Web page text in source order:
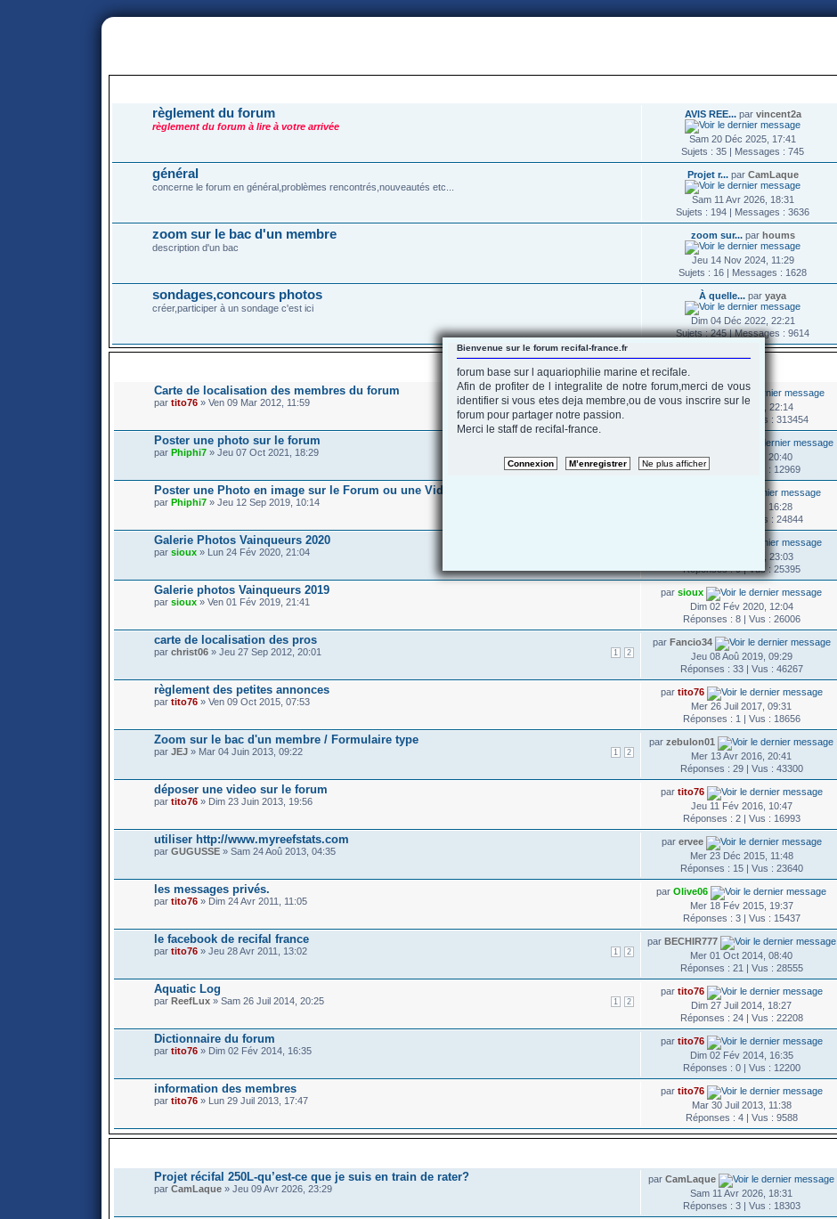
Bienvenue sur le forum recifal-france.fr
forum base sur l aquariophilie marine et recifale.
Afin de profiter de l integralite de notre forum,merci de vous
identifier si vous etes deja membre,ou de vous inscrire sur le
forum pour partager notre passion.
Merci le staff de recifal-france.
règlement du forum
règlement du forum à lire à votre arrivée
AVIS REE...par vincent2a
Sam 20 Déc 2025, 17:41
Sujets : 35 | Messages : 745
général
concerne le forum en général,problèmes rencontrés,nouveautés etc...
Projet r...par CamLaque
Sam 11 Avr 2026, 18:31
Sujets : 194 | Messages : 3636
zoom sur le bac d'un membre
description d'un bac
zoom sur...par houms
Jeu 14 Nov 2024, 11:29
Sujets : 16 | Messages : 1628
sondages,concours photos
créer,participer à un sondage c'est ici
À quelle... par yaya
Dim 04 Déc 2022, 22:21
Sujets : 245 | Messages : 9614
Carte de localisation des membres du forum
1 ... 45 46 47
par tito76 » Ven 09 Mar 2012, 11:59
parariond
Mar 14 Nov 2023, 22:14
Réponses : 845 | Vus : 313454
Poster une photo sur le forum
par Phiphi7 » Jeu 07 Oct 2021, 18:29
Jeu 07 Oct 2021, 20:40
Réponses : 1 | Vus : 12969
Poster une Photo en image sur le Forum ou une Vidéo
par Phiphi7 » Jeu 12 Sep 2019, 10:14
Jeu 23 Sep 2021, 16:28
Réponses : 13 | Vus : 24844
Galerie Photos Vainqueurs 2020
par sioux » Lun 24 Fév 2020, 21:04
Mer 04 Nov 2020, 23:03
Réponses : 9 | Vus : 25395
Galerie photos Vainqueurs 2019
par sioux » Ven 01 Fév 2019, 21:41
parsioux
Dim 02 Fév 2020, 12:04
Réponses : 8 | Vus : 26006
carte de localisation des pros
1 2
par christ06 » Jeu 27 Sep 2012, 20:01
par Fancio34
Jeu 08 Aoû 2019, 09:29
Réponses : 33 | Vus : 46267
règlement des petites annonces
par tito76 » Ven 09 Oct 2015, 07:53
par tito76
Mer 26 Juil 2017, 09:31
Réponses : 1 | Vus : 18656
Zoom sur le bac d'un membre / Formulaire type
1 2
par JEJ » Mar 04 Juin 2013, 09:22
parzebulon01
Mer 13 Avr 2016, 20:41
Réponses : 29 | Vus : 43300
déposer une video sur le forum
par tito76 » Dim 23 Juin 2013, 19:56
par tito76
Jeu 11 Fév 2016, 10:47
Réponses : 2 | Vus : 16993
utiliser http://www.myreefstats.com
par GUGUSSE » Sam 24 Aoû 2013, 04:35
par ervee
Mer 23 Déc 2015, 11:48
Réponses : 15 | Vus : 23640
les messages privés.
par tito76 » Dim 24 Avr 2011, 11:05
parOlive06
Mer 18 Fév 2015, 19:37
Réponses : 3 | Vus : 15437
le facebook de recifal france
1 2
par tito76 » Jeu 28 Avr 2011, 13:02
par BECHIR777
Mer 01 Oct 2014, 08:40
Réponses : 21 | Vus : 28555
Aquatic Log
1 2
par ReefLux » Sam 26 Juil 2014, 20:25
par tito76
Dim 27 Juil 2014, 18:27
Réponses : 24 | Vus : 22208
Dictionnaire du forum
par tito76 » Dim 02 Fév 2014, 16:35
par tito76
Dim 02 Fév 2014, 16:35
Réponses : 0 | Vus : 12200
information des membres
par tito76 » Lun 29 Juil 2013, 17:47
par tito76
Mar 30 Juil 2013, 11:38
Réponses : 4 | Vus : 9588
Projet récifal 250L-qu’est-ce que je suis en train de rater?
par CamLaque » Jeu 09 Avr 2026, 23:29
parCamLaque
Sam 11 Avr 2026, 18:31
Réponses : 3 | Vus : 18303